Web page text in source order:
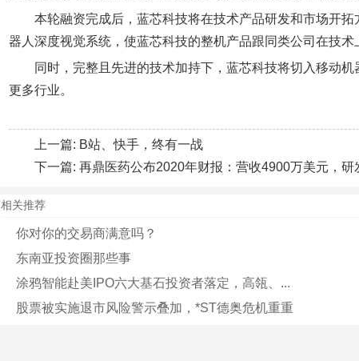
本轮融资完成后，蓝芯科技将在技术产品研发和市场开
器人深度视觉系统，使蓝芯科技的整机产品跟同类公司在技术
同时，完整且先进的技术加持下，蓝芯科技将切入移动
更多行业。
上一篇: B站、快手，终有一战
下一篇: 再鼎医药公布2020年财报：营收4900万美元，研
相关推荐
你对你的交易商满意吗？
东南亚投资圈那些事
涂鸦智能赴美IPO六大基石投资者落定，高瓴、...
股票被实施退市风险警示叠加，*ST德奥危机重重